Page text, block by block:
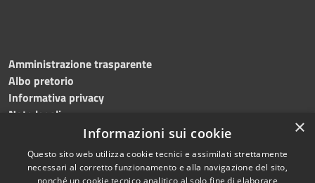
Amministrazione trasparente
Albo pretorio
Informativa privacy
Note legali
Dichiarazione di accessibilità
×
Informazioni sui cookie
Questo sito web utilizza cookie tecnici e assimilati strettamente
necessari al corretto funzionamento e alla navigazione del sito,
nonché un cookie tecnico analitico al solo fine di elaborare